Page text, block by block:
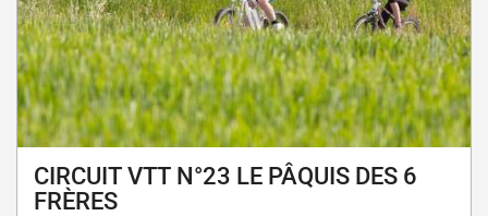
CIRCUIT VTT N°23 LE PÂQUIS DES 6
FRÈRES